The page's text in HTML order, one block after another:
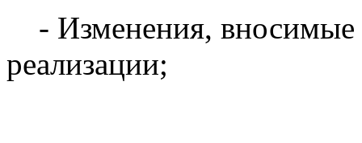
- Изменения, вносимые
реализации;